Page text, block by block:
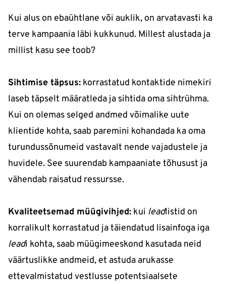
Kui alus on ebaühtlane või auklik, on arvatavasti ka
terve kampaania läbi kukkunud. Millest alustada ja
millist kasu see toob?
Sihtimise täpsus: korrastatud kontaktide nimekiri
laseb täpselt määratleda ja sihtida oma sihtrühma.
Kui on olemas selged andmed võimalike uute
klientide kohta, saab paremini kohandada ka oma
turundussõnumeid vastavalt nende vajadustele ja
huvidele. See suurendab kampaaniate tõhusust ja
vähendab raisatud ressursse.
Kvaliteetsemad müügivihjed: kui leadlistid on
korralikult korrastatud ja täiendatud lisainfoga iga
leadi kohta, saab müügimeeskond kasutada neid
väärtuslikke andmeid, et astuda arukasse
ettevalmistatud vestlusse potentsiaalsete